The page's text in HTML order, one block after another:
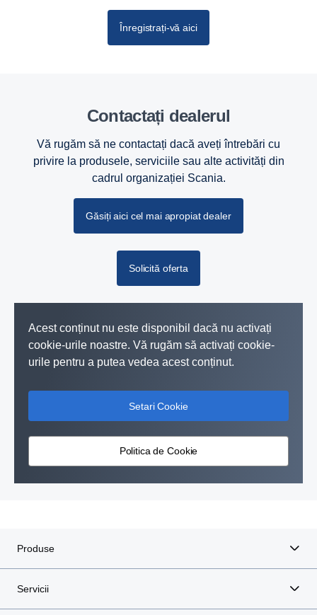
Înregistrați-vă aici
Contactați dealerul
Vă rugăm să ne contactați dacă aveți întrebări cu
privire la produsele, serviciile sau alte activități din
cadrul organizației Scania.
Găsiți aici cel mai apropiat dealer
Solicită oferta
Acest conținut nu este disponibil dacă nu activați
cookie-urile noastre. Vă rugăm să activați cookie-
urile pentru a putea vedea acest conținut.
Setari Cookie
Politica de Cookie
Produse
Servicii